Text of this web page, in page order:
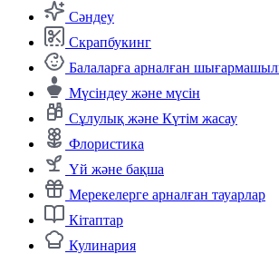
Сәндеу
Скрапбукинг
Балаларға арналған
Мүсіндеу және мүсін
Сұлулық және Күтім жасау
Флористика
Үй және бақша
Мерекелерге арналған тауарлар
Кітаптар
Кулинария